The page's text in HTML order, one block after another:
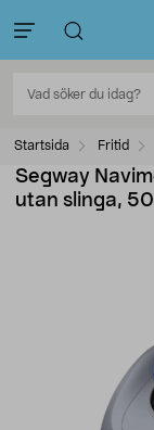
Startsida Fritid
Segway
utan slinga,